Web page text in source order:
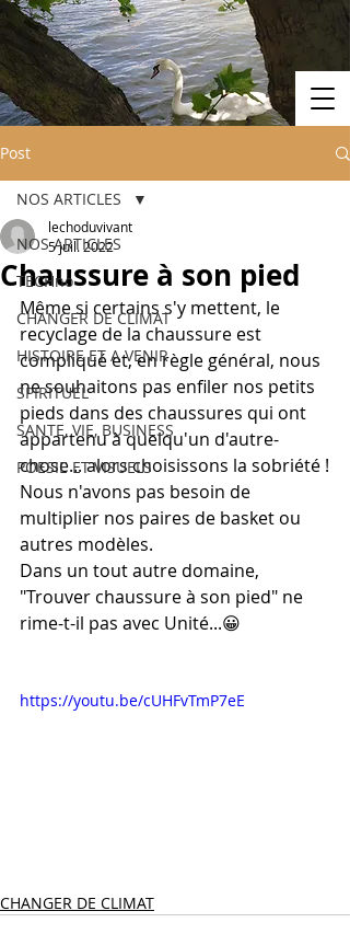
Post
NOS ARTICLES
TECHno
CHANGER DE CLIMAT
HISTOIRE ET A VENIR
SPIRITUEL
SANTE, VIE, BUSINESS
POESIE ET VISUELS
NOS ARTICLES
Chaussure à son pied
lechoduvivant
5 juil. 2022
Même si certains s'y mettent, le
recyclage de la chaussure est
compliqué et, en règle général, nous
ne souhaitons pas enfiler nos petits
pieds dans des chaussures qui ont
appartenu à quelqu'un d'autre-
chose... alors choisissons la sobriété !
Nous n'avons pas besoin de
multiplier nos paires de basket ou
autres modèles.
Dans un tout autre domaine,
"Trouver chaussure à son pied" ne
rime-t-il pas avec Unité...😀
https://youtu.be/cUHFvTmP7eE
CHANGER DE CLIMAT